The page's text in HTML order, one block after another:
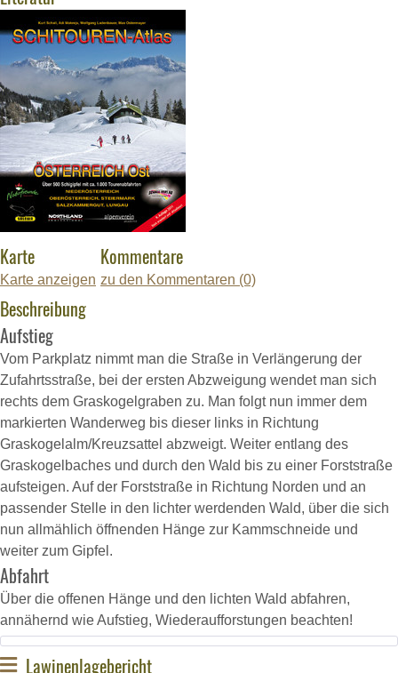
Karte
Karte anzeigen
Kommentare
zu den Kommentaren (0)
Beschreibung
Aufstieg
Vom Parkplatz nimmt man die Straße in Verlängerung der
Zufahrtsstraße, bei der ersten Abzweigung wendet man sich
rechts dem Graskogelgraben zu. Man folgt nun immer dem
markierten Wanderweg bis dieser links in Richtung
Graskogelalm/Kreuzsattel abzweigt. Weiter entlang des
Graskogelbaches und durch den Wald bis zu einer Forststraße
aufsteigen. Auf der Forststraße in Richtung Norden und an
passender Stelle in den lichter werdenden Wald, über die sich
nun allmählich öffnenden Hänge zur Kammschneide und
weiter zum Gipfel.
Abfahrt
Über die offenen Hänge und den lichten Wald abfahren,
annähernd wie Aufstieg, Wiederaufforstungen beachten!
Lawinenlagebericht